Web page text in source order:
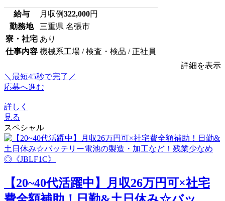
給与 月収例322,000円
勤務地
三重県 名張市
寮・社宅 あり
仕事内容 機械系工場 / 検査・検品 / 正社員
詳細を表示
＼最短45秒で完了／
応募へ進む
詳しく
見る
スペシャル
【20~40代活躍中】月収26万円可×社宅